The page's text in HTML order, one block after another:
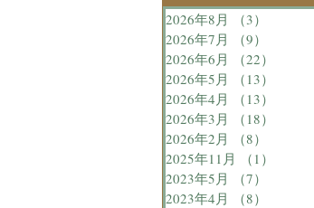
2026年8月 （3）
2026年7月
（9）
2026年6月
（22）
2026年5月
（13）
2026年4月
（13）
2026年3月
（18）
2026年2月
（8）
2025年11月
（1）
2023年5月
（7）
2023年4月
（8）